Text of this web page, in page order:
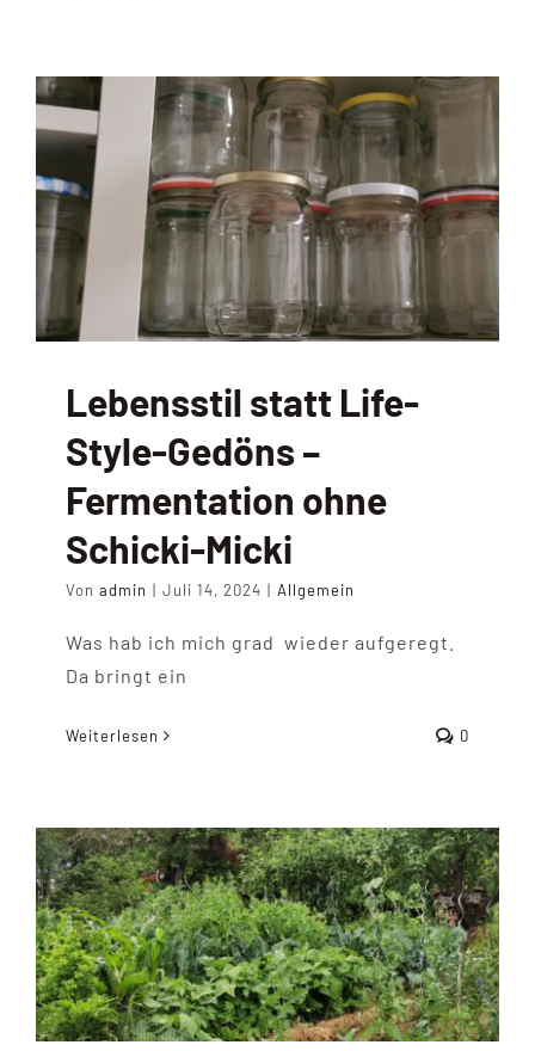
Lebensstil statt Life-
Style-Gedöns –
Fermentation ohne
Schicki-Micki
Von admin | Juli 14, 2024 | Allgemein
Was hab ich mich grad wieder aufgeregt.
Da bringt ein
Weiterlesen 0